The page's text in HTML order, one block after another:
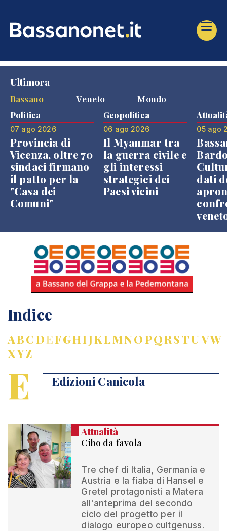
Ultimora
Bassano
Veneto Mondo
Politica
07 ago 2026
Provincia di
Vicenza, oltre 70
sindaci firmano
il patto per la
"Casa dei
Comuni"
Geopolitica
06 ago 2026
Il Myanmar tra
la guerra civile e
gli interessi
strategici dei
Paesi vicini
05 ago
dati
Indice
ABCDEFGHIJKLMNOPQRSTUVW
XYZ
E Edizioni Canicola
Attualità
Cibo da favola
Tre chef di Italia, Germania e
Austria e la fiaba di Hansel e
Gretel protagonisti a Matera
all'anteprima del secondo
ciclo del progetto per il
dialogo europeo cultgenuss.